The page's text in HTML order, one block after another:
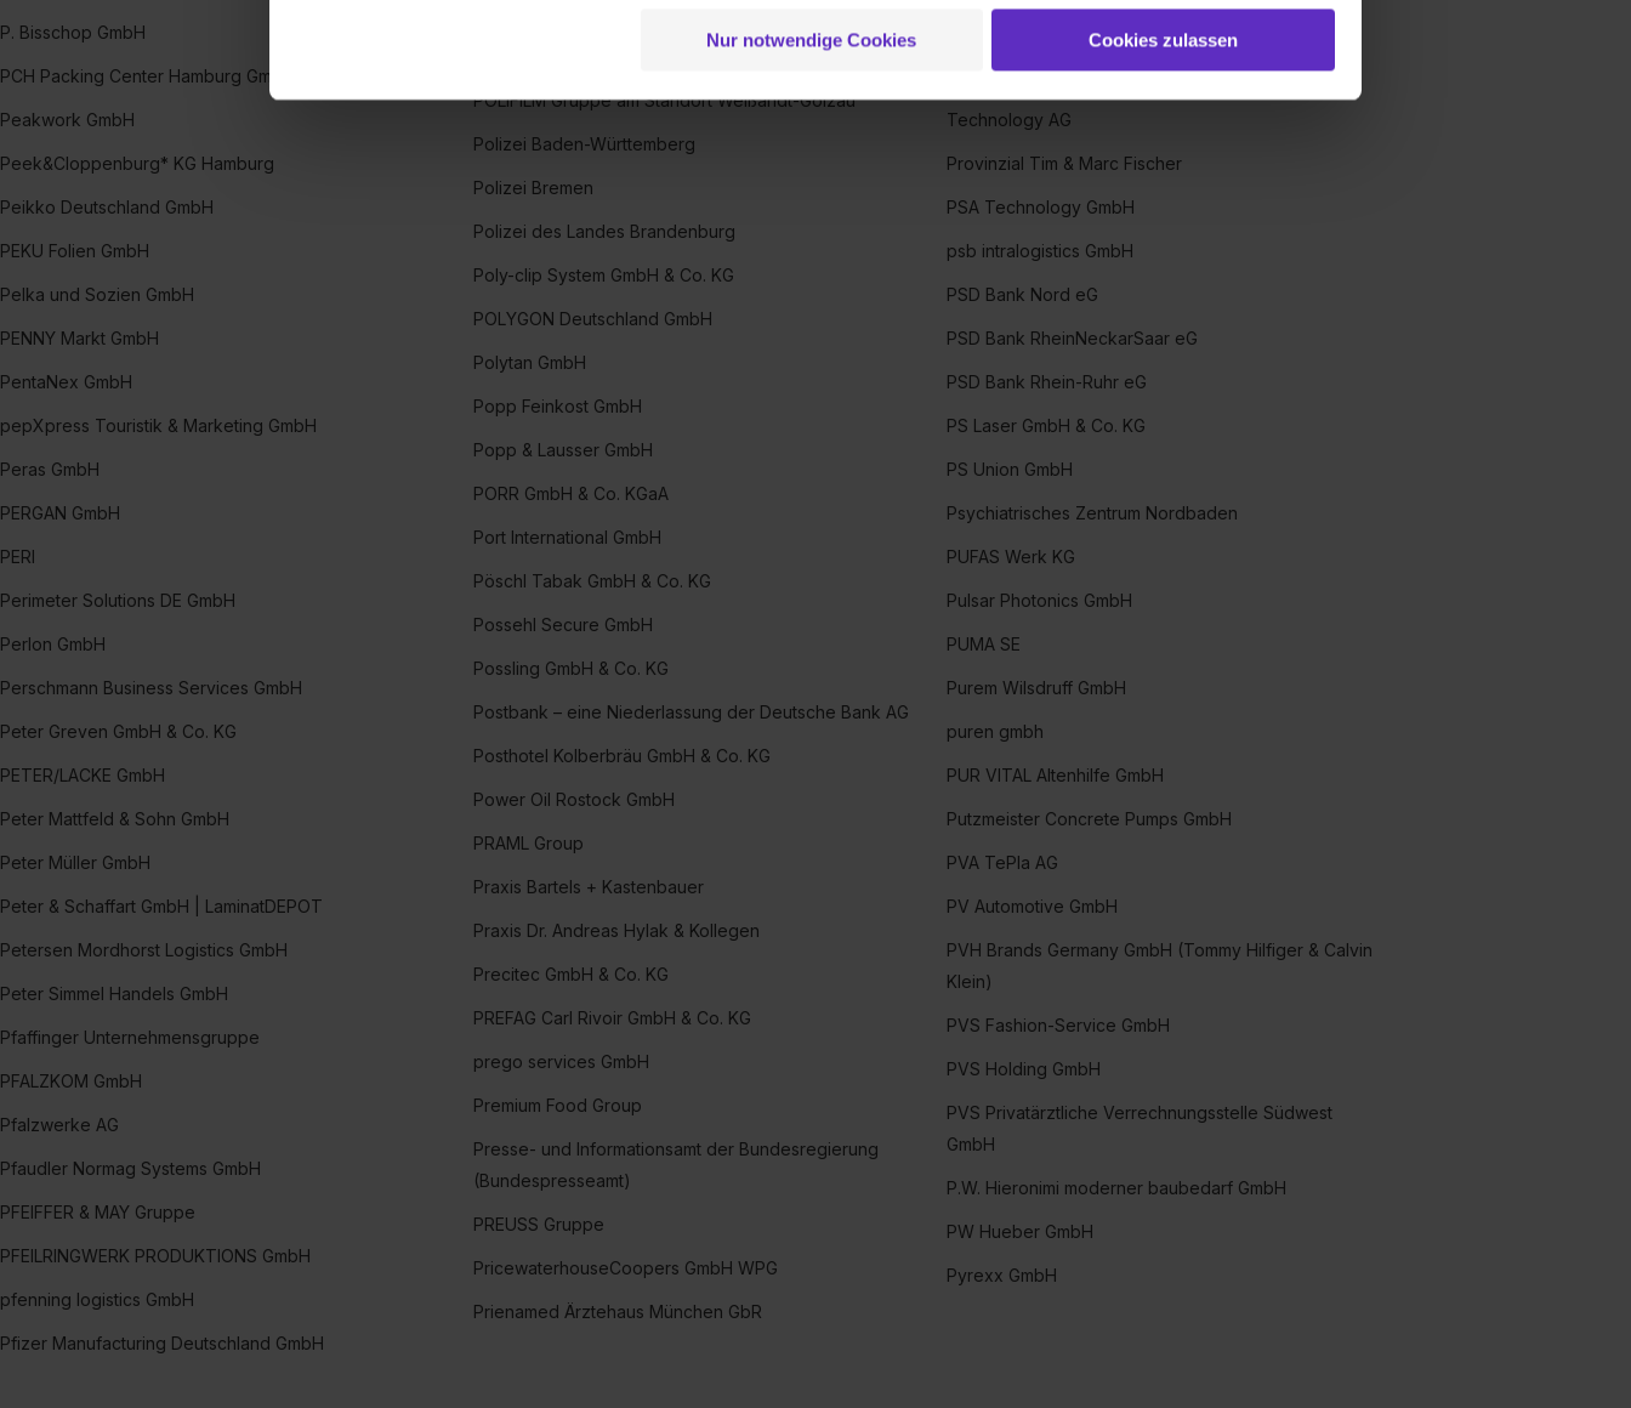
zu. . In diesem Fall sowie bei der separaten Aktivierung von „Social Media und Marketing“ bist du auch damit
Erlaubnis hierfür kannst du auch später noch im Einzelfall bei dem jeweiligen Inhalt erteilen. Willst du nur bestimmte
Verwendungszwecke zulassen, triff deine Auswahl über die Checkboxen und klick auf „Auswahl erlauben“. Die
Einwilligung zur Platzierung von Cookies der Kategorien „Präferenzen“, „Statistiken“ und „Social Media und Marketing“
umfasst hierbei die Einwilligung zur Übermittlung deiner Daten in die USA (Art. 49 Abs. 1 S. 1 lit. a) DS-GVO). Die USA
verfügen über kein angemessenes Datenschutzniveau (EuGH – Schrems II). Du kannst die von dir erteilte Einwilligung
jederzeit mit Wirkung für die Zukunft ganz oder teilweise über unsere Datenschutzerklärung unter dem Punkt
„Datenschutz-Einstellungen“ widerrufen. Weitere Informationen zu den einzelnen Cookies findest du durch Klick auf
„Details zeigen“. Weitere Informationen:Datenschutzerklärung
Nur notwendige Cookies Cookies zulassen
P. Bisschop GmbH
PCH Packing Center Hamburg GmbH
Peakwork GmbH
Peek&Cloppenburg* KG Hamburg
Peikko Deutschland GmbH
PEKU Folien GmbH
Pelka und Sozien GmbH
PENNY Markt GmbH
PentaNex GmbH
pepXpress Touristik & Marketing GmbH
Peras GmbH
PERGAN GmbH
PERI
Perimeter Solutions DE GmbH
Perlon GmbH
Perschmann Business Services GmbH
Peter Greven GmbH & Co. KG
PETER/LACKE GmbH
Peter Matt­feld & Sohn GmbH
Peter Müller GmbH
Peter & Schaffart GmbH | LaminatDEPOT
Petersen Mordhorst Logistics GmbH
Peter Simmel Handels GmbH
Pfaffinger Unternehmensgruppe
PFALZKOM GmbH
Pfalzwerke AG
Pfaudler Normag Systems GmbH
PFEIFFER & MAY Gruppe
PFEILRINGWERK PRODUKTIONS GmbH
pfenning logistics GmbH
Pfizer Manufacturing Deutschland GmbH
POLIFILM Gruppe am Standort Weißandt-Gölzau
Polizei Baden-Württemberg
Polizei Bremen
Polizei des Landes Brandenburg
Poly-clip System GmbH & Co. KG
POLYGON Deutschland GmbH
Polytan GmbH
Popp Feinkost GmbH
Popp & Lausser GmbH
PORR GmbH & Co. KGaA
Port International GmbH
Pöschl Tabak GmbH & Co. KG
Possehl Secure GmbH
Possling GmbH & Co. KG
Postbank – eine Niederlassung der Deutsche Bank AG
Posthotel Kolberbräu GmbH & Co. KG
Power Oil Rostock GmbH
PRAML Group
Praxis Bartels + Kastenbauer
Praxis Dr. Andreas Hylak & Kollegen
Precitec GmbH & Co. KG
PREFAG Carl Rivoir GmbH & Co. KG
prego services GmbH
Premium Food Group
Presse- und Informationsamt der Bundesregierung
(Bundespresseamt)
PREUSS Gruppe
PricewaterhouseCoopers GmbH WPG
Prienamed Ärztehaus München GbR
Provadis Partner für Bildung und Beratung GmbH
Technology AG
Provinzial Tim & Marc Fischer
PSA Technology GmbH
psb intralogistics GmbH
PSD Bank Nord eG
PSD Bank RheinNeckarSaar eG
PSD Bank Rhein-Ruhr eG
PS Laser GmbH & Co. KG
PS Union GmbH
Psychiatrisches Zentrum Nordbaden
PUFAS Werk KG
Pulsar Photonics GmbH
PUMA SE
Purem Wilsdruff GmbH
puren gmbh
PUR VITAL Altenhilfe GmbH
Putzmeister Concrete Pumps GmbH
PVA TePla AG
PV Automotive GmbH
PVH Brands Germany GmbH (Tommy Hilfiger & Calvin
Klein)
PVS Fashion-Service GmbH
PVS Holding GmbH
PVS Privatärztliche Verrechnungsstelle Südwest
GmbH
P.W. Hieronimi moderner baubedarf GmbH
PW Hueber GmbH
Pyrexx GmbH